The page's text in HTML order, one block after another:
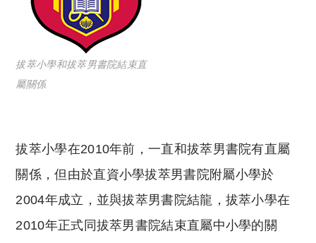
拔萃小學和拔萃男書院結束直
屬關係
拔萃小學在2010年前，一直和拔萃男書院有直屬
關係，但由於直資小學拔萃男書院附屬小學於
2004年成立，並與拔萃男書院結龍，拔萃小學在
2010年正式同拔萃男書院結束直屬中小學的關